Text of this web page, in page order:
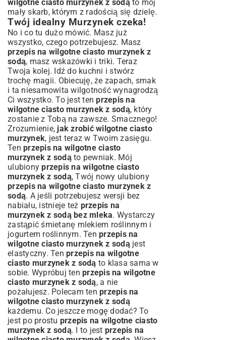
wilgotne ciasto murzynek z sodąto mój
mały skarb, którym z radością się dzielę.
Twój idealny Murzynek czeka!
No i co tu dużo mówić. Masz już
wszystko, czego potrzebujesz. Masz
przepis na wilgotne ciasto murzynek z
sodą, masz wskazówki i triki. Teraz
Twoja kolej. Idź do kuchni i stwórz
trochę magii. Obiecuję, że zapach, smak
i ta niesamowita wilgotność wynagrodzą
Ci wszystko. To jest tenprzepis na
wilgotne ciasto murzynek z sodą, który
zostanie z Tobą na zawsze. Smacznego!
Zrozumienie, jak zrobić wilgotne ciasto
murzynek, jest teraz w Twoim zasięgu.
Ten przepis na wilgotne ciasto
murzynek z sodąto pewniak. Mój
ulubionyprzepis na wilgotne ciasto
murzynek z sodą, Twój nowy ulubiony
przepis na wilgotne ciasto murzynek z
sodą. A jeśli potrzebujesz wersji bez
nabiału, istnieje też przepis na
murzynek z sodą bez mleka. Wystarczy
zastąpić śmietanę mlekiem roślinnym i
jogurtem roślinnym. Ten przepis na
wilgotne ciasto murzynek z sodąjest
elastyczny. Ten przepis na wilgotne
ciasto murzynek z sodą to klasa sama w
sobie. Wypróbuj ten przepis na wilgotne
ciasto murzynek z sodą, a nie
pożałujesz. Polecam ten przepis na
wilgotne ciasto murzynek z sodą
każdemu. Co jeszcze mogę dodać? To
jest po prostu przepis na wilgotne ciasto
murzynek z sodą. I to jest przepis na